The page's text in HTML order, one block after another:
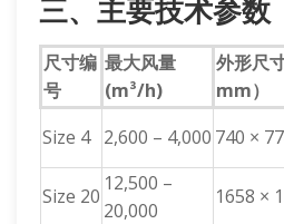
三、主要技术参数
尺寸编
号
最大风量
(m³/h)
外形尺
mm）
Size 4 2,600 – 4,000 740 ×
Size 20
12,500 –
20,000
1658 ×